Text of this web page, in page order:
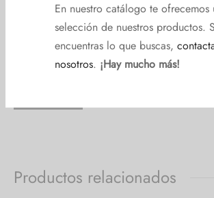
En nuestro catálogo te ofrecemos
selección de nuestros productos.
encuentras lo que buscas,
nosotros. ¡Hay mucho más!
Productos relacionados